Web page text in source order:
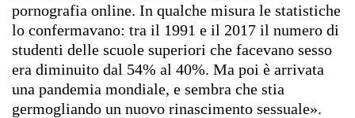
pornografia online. In qualche misura le statistiche
lo confermavano: tra il 1991 e il 2017 il numero di
studenti delle scuole superiori che facevano sesso
era diminuito dal 54% al 40%. Ma poi è arrivata
una pandemia mondiale, e sembra che stia
germogliando un nuovo rinascimento sessuale».